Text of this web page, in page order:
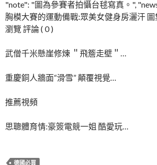
"note": "圖為參賽者拍懾台毬寫真。",
胸模大賽的運動備戰:眾美女健身房灑汗
瀏覽 評論 ( 0 )
武僧千米懸崖修煉 ＂飛簷走壁＂…
重慶銅人牆面“滑雪” 顛覆視覺…
推薦視頻
思聰體育情:豪簽電競一姐 酷愛玩…
德國必買